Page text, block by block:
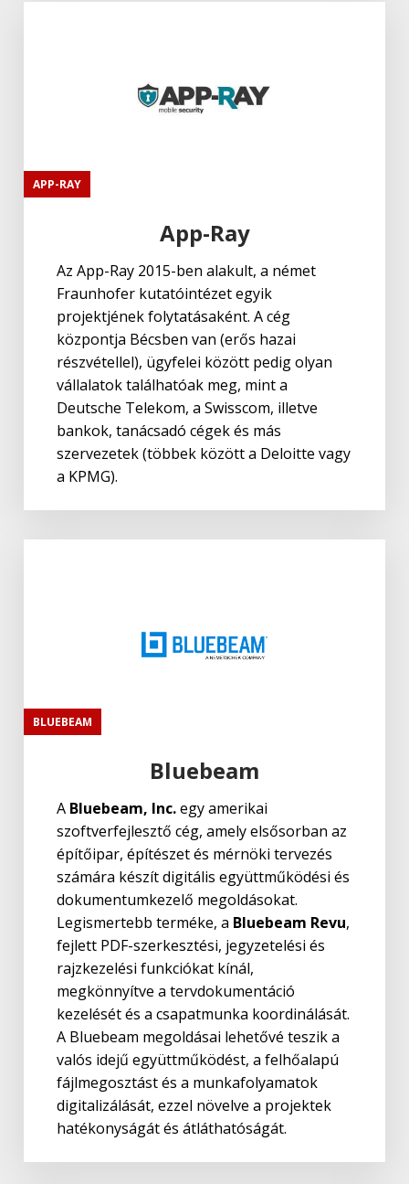
APP-RAY
App-Ray
Az App-Ray 2015-ben alakult, a német
Fraunhofer kutatóintézet egyik
projektjének folytatásaként. A cég
központja Bécsben van (erős hazai
részvétellel), ügyfelei között pedig olyan
vállalatok találhatóak meg, mint a
Deutsche Telekom, a Swisscom, illetve
bankok, tanácsadó cégek és más
szervezetek (többek között a Deloitte vagy
a KPMG).
BLUEBEAM
Bluebeam
A Bluebeam, Inc.egy amerikai
szoftverfejlesztő cég, amely elsősorban az
építőipar, építészet és mérnöki tervezés
számára készít digitális együttműködési és
dokumentumkezelő megoldásokat.
Legismertebb terméke, a Bluebeam Revu,
fejlett PDF-szerkesztési, jegyzetelési és
rajzkezelési funkciókat kínál,
megkönnyítve a tervdokumentáció
kezelését és a csapatmunka koordinálását.
A Bluebeam megoldásai lehetővé teszik a
valós idejű együttműködést, a felhőalapú
fájlmegosztást és a munkafolyamatok
digitalizálását, ezzel növelve a projektek
hatékonyságát és átláthatóságát.